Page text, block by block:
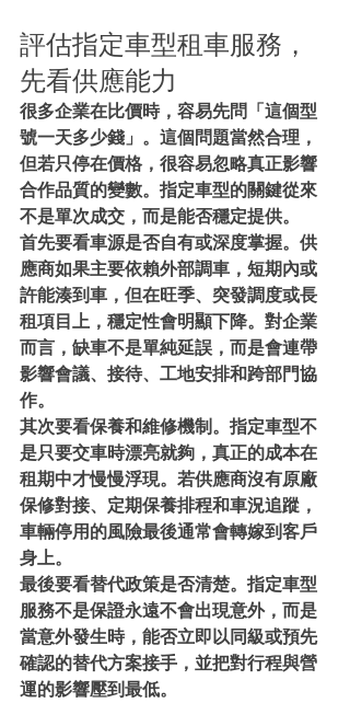
評估指定車型租車服務，
先看供應能力
很多企業在比價時，容易先問「這個型
號一天多少錢」。這個問題當然合理，
但若只停在價格，很容易忽略真正影響
合作品質的變數。指定車型的關鍵從來
不是單次成交，而是能否穩定提供。
首先要看車源是否自有或深度掌握。供
應商如果主要依賴外部調車，短期內或
許能湊到車，但在旺季、突發調度或長
租項目上，穩定性會明顯下降。對企業
而言，缺車不是單純延誤，而是會連帶
影響會議、接待、工地安排和跨部門協
作。
其次要看保養和維修機制。指定車型不
是只要交車時漂亮就夠，真正的成本在
租期中才慢慢浮現。若供應商沒有原廠
保修對接、定期保養排程和車況追蹤，
車輛停用的風險最後通常會轉嫁到客戶
身上。
最後要看替代政策是否清楚。指定車型
服務不是保證永遠不會出現意外，而是
當意外發生時，能否立即以同級或預先
確認的替代方案接手，並把對行程與營
運的影響壓到最低。